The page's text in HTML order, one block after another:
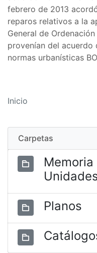
febrero de 2013
reparos relativos a la
General de
provenían del acuerdo
normas urbanísticas
Inicio
Carpetas
Planos